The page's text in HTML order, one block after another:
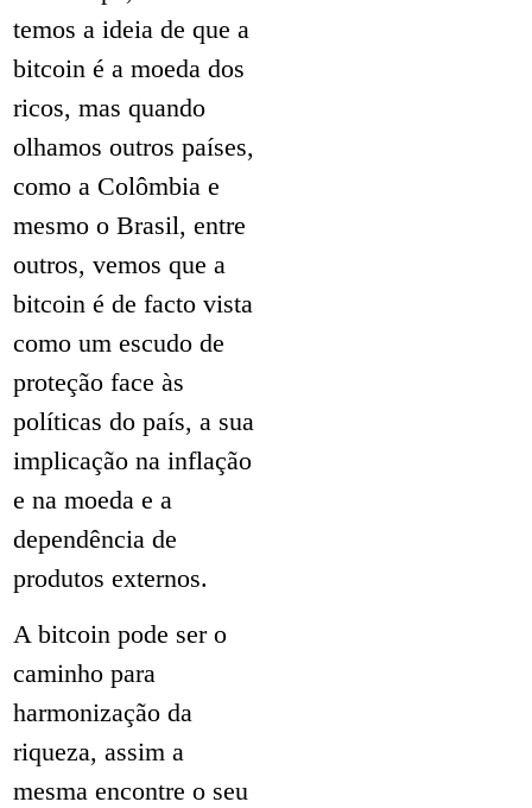
temos a ideia de que a
bitcoin é a moeda dos
ricos, mas quando
olhamos outros países,
como a Colômbia e
mesmo o Brasil, entre
outros, vemos que a
bitcoin é de facto vista
como um escudo de
proteção face às
políticas do país, a sua
implicação na inflação
e na moeda e a
dependência de
produtos externos.
A bitcoin pode ser o
caminho para
harmonização da
riqueza, assim a
mesma encontre o seu